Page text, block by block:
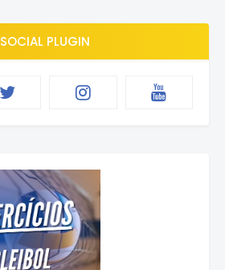
SOCIAL PLUGIN